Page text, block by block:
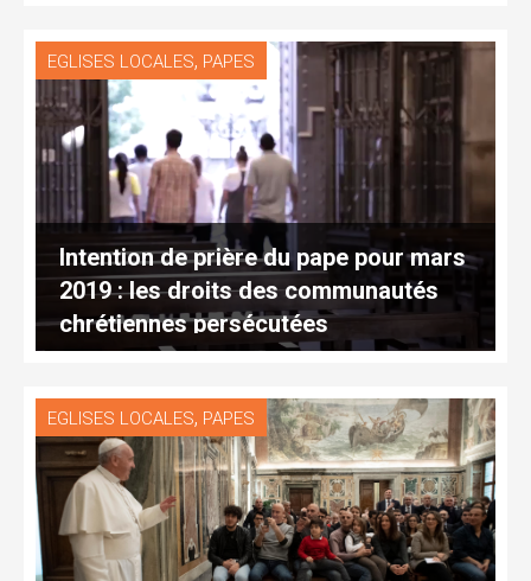
EGLISES LOCALES, PAPES
Intention de prière du pape pour mars
2019 : les droits des communautés
chrétiennes persécutées
EGLISES LOCALES, PAPES